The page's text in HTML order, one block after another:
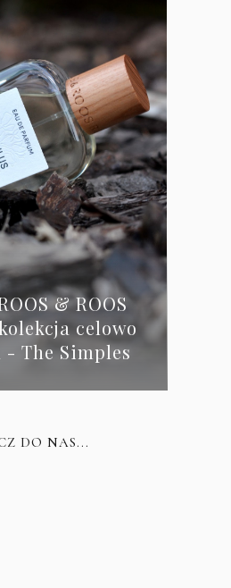
& ROOS
celowo
The Simples
DO NAS...